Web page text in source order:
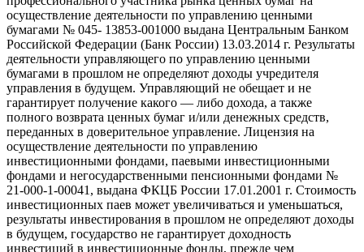
осуществление деятельности по управлению ценными
бумагами № 045- 13853-001000 выдана Центральным Банком
Российской Федерации (Банк России) 13.03.2014 г. Результаты
деятельности управляющего по управлению ценными
бумагами в прошлом не определяют доходы учредителя
управления в будущем. Управляющий не обещает и не
гарантирует получение какого — либо дохода, а также
полного возврата ценных бумаг и/или денежных средств,
переданных в доверительное управление. Лицензия на
осуществление деятельности по управлению
инвестиционными фондами, паевыми инвестиционными
фондами и негосударственными пенсионными фондами №
21-000-1-00041, выдана ФКЦБ России 17.01.2001 г. Стоимость
инвестиционных паев может увеличиваться и уменьшаться,
результаты инвестирования в прошлом не определяют доходы
в будущем, государство не гарантирует доходность
инвестиций в инвестиционные фонды, прежде чем